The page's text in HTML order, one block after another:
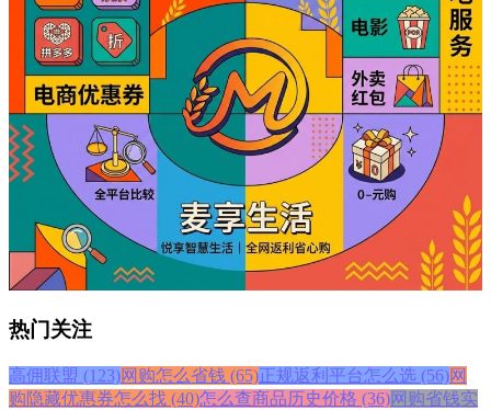
热门关注
高佣联盟 (123)网购怎么省钱 (65)正规返利平台怎么选 (56)网
购隐藏优惠券怎么找 (40)怎么查商品历史价格 (36)网购省钱实